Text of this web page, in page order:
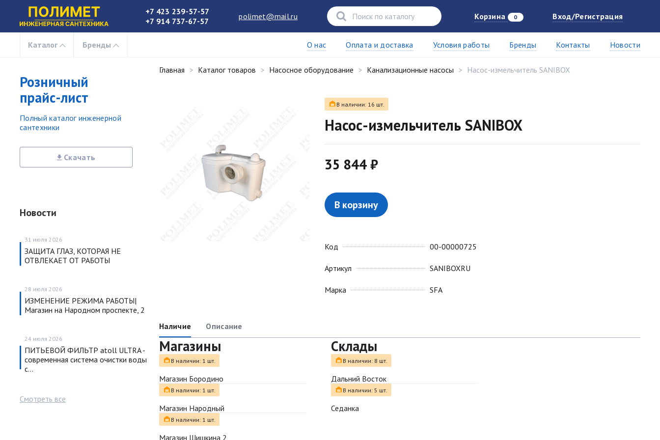
+7 423 239-57-57
+7 914 737-67-57
polimet@mail.ru Корзина 0 Вход/Регистрация
Каталог Бренды О нас Оплата и доставка Условия работы Бренды Контакты Новости
Розничный
прайс-лист
Полный каталог инженерной
сантехники
Скачать
Новости
31 июля 2026
ЗАЩИТА ГЛАЗ, КОТОРАЯ НЕ
ОТВЛЕКАЕТ ОТ РАБОТЫ
28 июля 2026
ИЗМЕНЕНИЕ РЕЖИМА РАБОТЫ|
Магазин на Народном проспекте, 2
24 июля 2026
ПИТЬЕВОЙ ФИЛЬТР atoll ULTRA -
современная система очистки воды
с…
Смотреть все
Главная Каталог товаров Насосное оборудование Канализационные насосы Насос-измельчитель SANIBOX
В наличии: 16 шт.
Насос-измельчитель SANIBOX
35 844 ₽
В корзину
Код
Артикул
Марка
00-00000725
SANIBOXRU
SFA
Наличие Описание
Магазины
В наличии: 1 шт.
Магазин Бородино
В наличии: 1 шт.
Магазин Народный
В наличии: 1 шт.
Магазин Шишкина 2
Склады
В наличии: 8 шт.
Дальний Восток
В наличии: 5 шт.
Седанка